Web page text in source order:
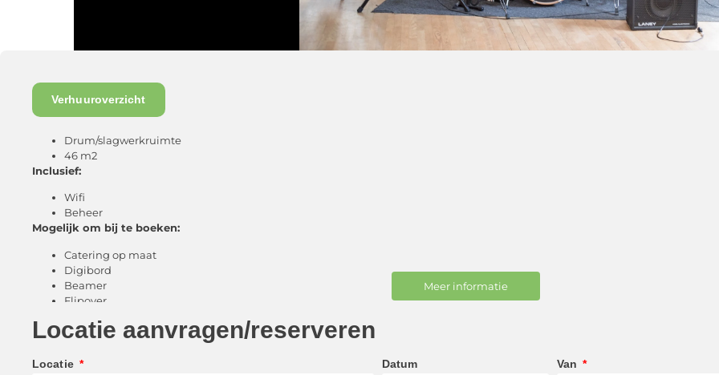
Verhuuroverzicht
Drum/slagwerkruimte
46 m2
Inclusief:
Wifi
Beheer
Mogelijk om bij te boeken:
Catering op maat
Digibord
Beamer
Flipover
Sociaal-cultureel tarief: €3,91 (per uur)
Overig tarief: €120,- (per dagdeel)
Meer informatie
Locatie aanvragen/reserveren
Locatie Datum Van